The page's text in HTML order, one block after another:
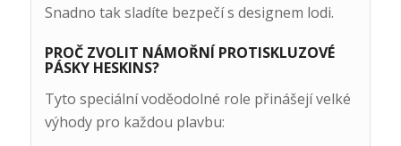
Snadno tak sladíte bezpečí s designem lodi.
PROČ ZVOLIT NÁMOŘNÍ PROTISKLUZOVÉ
PÁSKY HESKINS?
Tyto speciální voděodolné role přinášejí velké
výhody pro každou plavbu: